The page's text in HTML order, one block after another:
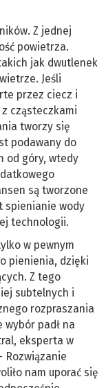
Z jednej
powietrza.
jak dwutlenek
Jeśli
przez ciecz i
cząsteczkami
tworzy się
podawany do
od góry, wtedy
są tworzone
spienianie wody
technologii.
w pewnym
pienienia, dzięki
Z tego
subtelnych i
rozpraszania
padł na
eksperta w
Rozwiązanie
nam uporać się